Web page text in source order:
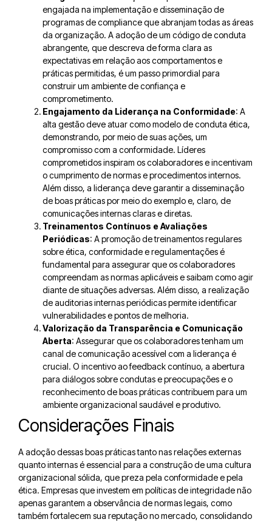
engajada na implementação e disseminação de
programas de compliance que abranjam todas as áreas
da organização. A adoção de um código de conduta
abrangente, que descreva de forma clara as
expectativas em relação aos comportamentos e
práticas permitidas, é um passo primordial para
construir um ambiente de confiança e
comprometimento.
Engajamento da Liderança na Conformidade: A
alta gestão deve atuar como modelo de conduta ética,
demonstrando, por meio de suas ações, um
compromisso com a conformidade. Líderes
comprometidos inspiram os colaboradores e incentivam
o cumprimento de normas e procedimentos internos.
Além disso, a liderança deve garantir a disseminação
de boas práticas por meio do exemplo e, claro, de
comunicações internas claras e diretas.
Treinamentos Contínuos e Avaliações
Periódicas: A promoção de treinamentos regulares
sobre ética, conformidade e regulamentações é
fundamental para assegurar que os colaboradores
compreendam as normas aplicáveis e saibam como agir
diante de situações adversas. Além disso, a realização
de auditorias internas periódicas permite identificar
vulnerabilidades e pontos de melhoria.
Valorização da Transparência e Comunicação
Aberta: Assegurar que os colaboradores tenham um
canal de comunicação acessível com a liderança é
crucial. O incentivo ao feedback contínuo, a abertura
para diálogos sobre condutas e preocupações e o
reconhecimento de boas práticas contribuem para um
ambiente organizacional saudável e produtivo.
Considerações Finais
A adoção dessas boas práticas tanto nas relações externas
quanto internas é essencial para a construção de uma cultura
organizacional sólida, que preza pela conformidade e pela
ética. Empresas que investem em políticas de integridade não
apenas garantem a observância de normas legais, como
também fortalecem sua reputação no mercado, consolidando